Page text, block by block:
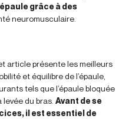
grâce à des
neuromusculaire.
article présente les meilleurs
et équilibre de l’épaule,
tels que l’épaule bloquée
levée du bras. Avant de se
il est essentiel de